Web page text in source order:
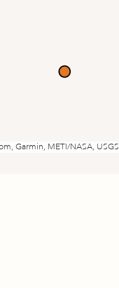
Garmin, METI/NASA, USGS